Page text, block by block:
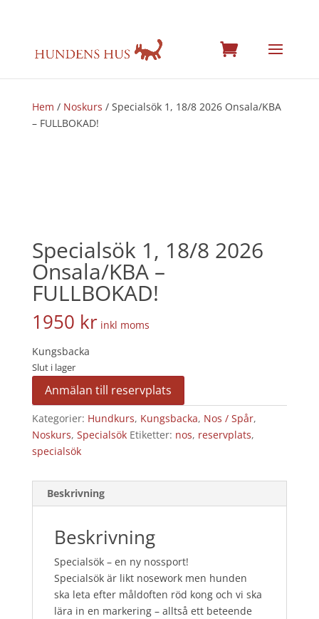
Hem / Noskurs / Specialsök 1, 18/8 2026 Onsala/KBA
– FULLBOKAD!
Specialsök 1, 18/8 2026
Onsala/KBA –
FULLBOKAD!
1950 kr inkl moms
Kungsbacka
Slut i lager
Anmälan till reservplats
Kategorier: Hundkurs, Kungsbacka, Nos / Spår,
Noskurs, Specialsök Etiketter: nos, reservplats,
specialsök
Beskrivning
Beskrivning
Specialsök – en ny nossport!
Specialsök är likt nosework men hunden
ska leta efter måldoften röd kong och vi ska
lära in en markering – alltså ett beteende